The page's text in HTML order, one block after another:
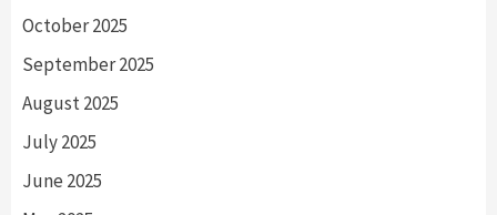
October 2025
September 2025
August 2025
July 2025
June 2025